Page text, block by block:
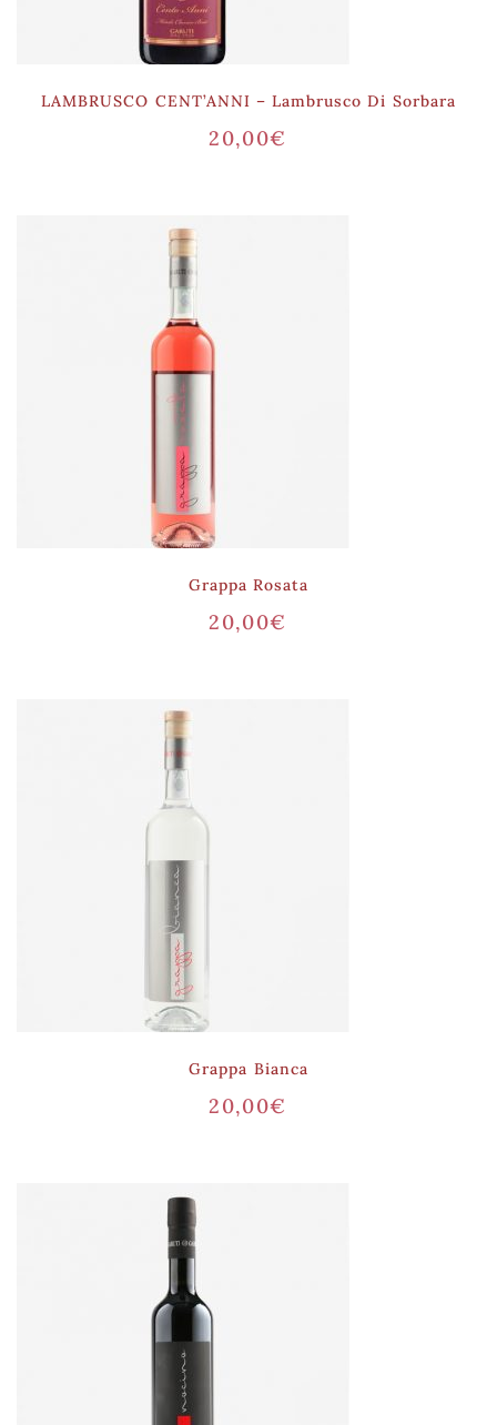
LAMBRUSCO CENT’ANNI – Lambrusco Di Sorbara
20,00€
Grappa Rosata
20,00€
Grappa Bianca
20,00€